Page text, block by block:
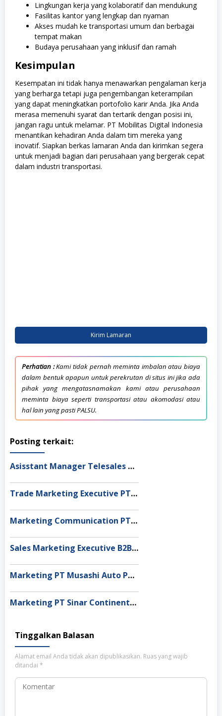
Lingkungan kerja yang kolaboratif dan mendukung
Fasilitas kantor yang lengkap dan nyaman
Akses mudah ke transportasi umum dan berbagai
tempat makan
Budaya perusahaan yang inklusif dan ramah
Kesimpulan
Kesempatan ini tidak hanya menawarkan pengalaman kerja
yang berharga tetapi juga pengembangan keterampilan
yang dapat meningkatkan portofolio karir Anda. Jika Anda
merasa memenuhi syarat dan tertarik dengan posisi ini,
jangan ragu untuk melamar. PT Mobilitas Digital Indonesia
menantikan kehadiran Anda dalam tim mereka yang
inovatif. Siapkan berkas lamaran Anda dan kirimkan segera
untuk menjadi bagian dari perusahaan yang bergerak cepat
dalam industri transportasi.
Kirim Lamaran
Perhatian :Kami tidak pernah meminta imbalan atau biaya
dalam bentuk apapun untuk perekrutan di situs ini jika ada
pihak yang mengatasnamakan kami atau perusahaan
meminta biaya seperti transportasi atau akomodasi atau
hal lain yang pasti PALSU.
Posting terkait:
Asisstant Manager Telesales PT Wahana Prestasi Logistik, Yogyakarta
Trade Marketing Executive PT Dima Indonesia, Jakarta
Marketing Communication PT Sony Indonesia, Jakarta
Sales Marketing Executive B2B PT Pro Energi, Surabaya
Marketing PT Musashi Auto Parts Indonesia, Karawang
Marketing PT Sinar Continental, Cimahi
Tinggalkan Balasan
Alamat email Anda tidak akan dipublikasikan. Ruas yang wajib
ditandai *